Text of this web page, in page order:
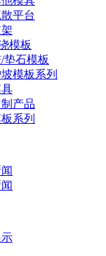
平台
模板
垫石模板
模板系列
产品
系列